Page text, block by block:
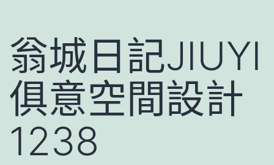
翁城日記JIUYI
俱意空間設計
1238